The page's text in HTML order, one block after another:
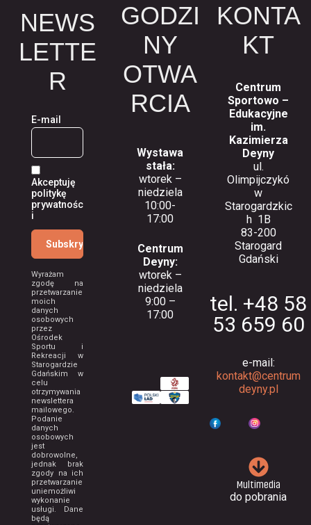
NEWS
LETTE
R
E-mail
Akceptuję
politykę
prywatnośc
i
Wyrażam
zgodę na
przetwarzanie
moich
danych
osobowych
przez
Ośrodek
Sportu i
Rekreacji w
Starogardzie
Gdańskim w
celu
otrzymywania
newslettera
mailowego.
Podanie
danych
osobowych
jest
dobrowolne,
jednak brak
zgody na ich
przetwarzanie
uniemożliwi
wykonanie
usługi. Dane
będą
GODZI
NY
OTWA
RCIA
Wystawa
stała:
wtorek –
niedziela
10:00-
17:00
Centrum
Deyny:
wtorek –
niedziela
9:00 –
17:00
KONTA
KT
Centrum
Sportowo –
Edukacyjne
im.
Kazimierza
Deyny
ul.
Olimpijczykó
w
Starogardzkic
h 1B
83-200
Starogard
Gdański
tel. +48 58
53 659 60
e-mail:
kontakt@centrum
deyny.pl
Multimedia
do pobrania